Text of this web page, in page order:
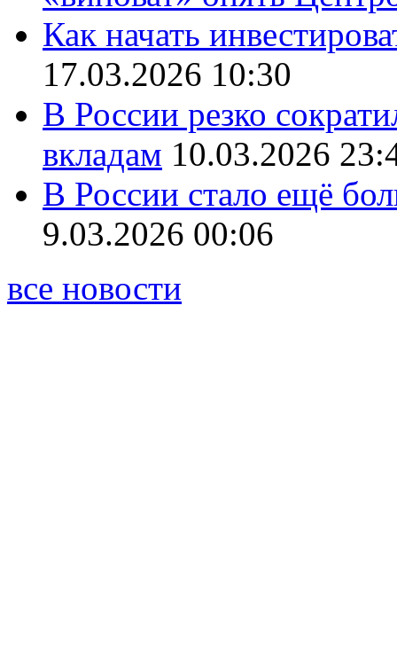
Как начать
17.03.2026 10:30
В России резко
вкладам 10.03.2026
В России стало ещё
9.03.2026 00:06
все новости